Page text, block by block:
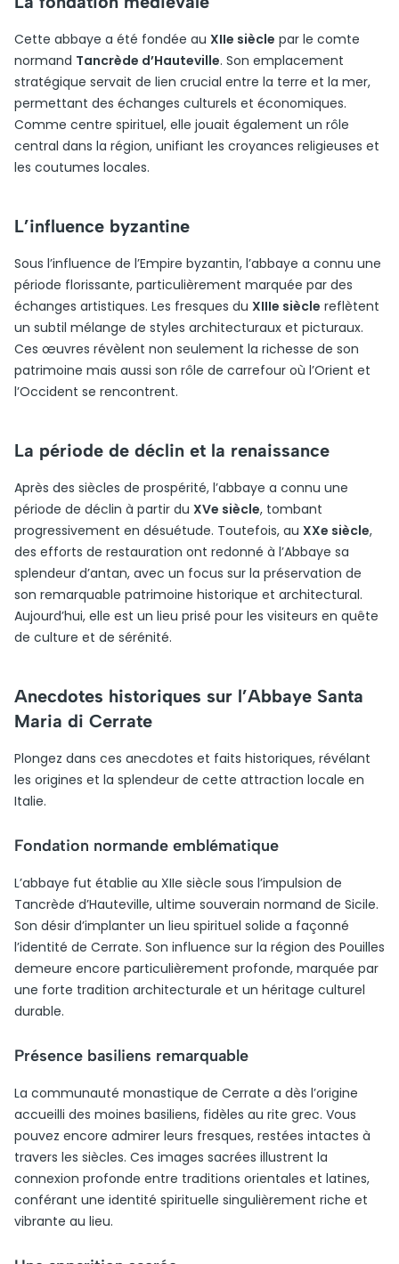
Cette abbaye a été fondée au XIIe siècle par le comte
normand Tancrède d’Hauteville. Son emplacement
stratégique servait de lien crucial entre la terre et la mer,
permettant des échanges culturels et économiques.
Comme centre spirituel, elle jouait également un rôle
central dans la région, unifiant les croyances religieuses et
les coutumes locales.
L’influence byzantine
Sous l’influence de l’Empire byzantin, l’abbaye a connu une
période florissante, particulièrement marquée par des
échanges artistiques. Les fresques du XIIIe siècle reflètent
un subtil mélange de styles architecturaux et picturaux.
Ces œuvres révèlent non seulement la richesse de son
patrimoine mais aussi son rôle de carrefour où l’Orient et
l’Occident se rencontrent.
La période de déclin et la renaissance
Après des siècles de prospérité, l’abbaye a connu une
période de déclin à partir du XVe siècle, tombant
progressivement en désuétude. Toutefois, au XXe siècle,
des efforts de restauration ont redonné à l’Abbaye sa
splendeur d’antan, avec un focus sur la préservation de
son remarquable patrimoine historique et architectural.
Aujourd’hui, elle est un lieu prisé pour les visiteurs en quête
de culture et de sérénité.
Anecdotes historiques sur l’Abbaye Santa
Maria di Cerrate
Plongez dans ces anecdotes et faits historiques, révélant
les origines et la splendeur de cette attraction locale en
Italie.
Fondation normande emblématique
L’abbaye fut établie au XIIe siècle sous l’impulsion de
Tancrède d’Hauteville, ultime souverain normand de Sicile.
Son désir d’implanter un lieu spirituel solide a façonné
l’identité de Cerrate. Son influence sur la région des Pouilles
demeure encore particulièrement profonde, marquée par
une forte tradition architecturale et un héritage culturel
durable.
Présence basiliens remarquable
La communauté monastique de Cerrate a dès l’origine
accueilli des moines basiliens, fidèles au rite grec. Vous
pouvez encore admirer leurs fresques, restées intactes à
travers les siècles. Ces images sacrées illustrent la
connexion profonde entre traditions orientales et latines,
conférant une identité spirituelle singulièrement riche et
vibrante au lieu.